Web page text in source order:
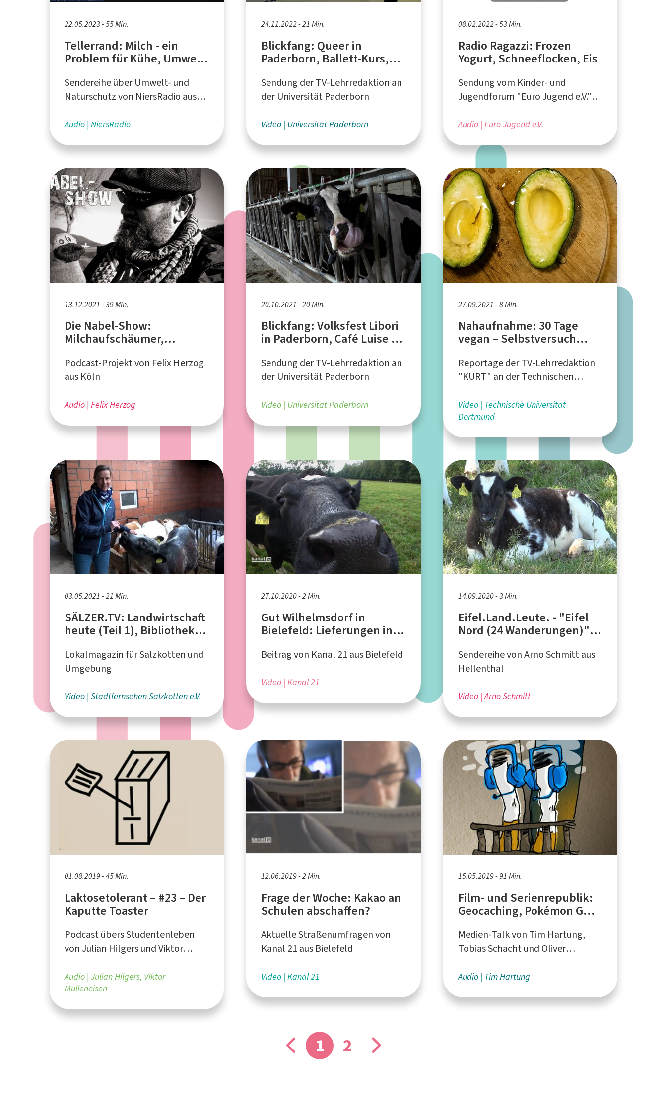
22.05.2023 - 55 Min.
Tellerrand: Milch - ein
Problem für Kühe, Umwelt
Sendereihe über Umwelt- und
Naturschutz von NiersRadio aus
Audio NiersRadio
24.11.2022 - 21 Min.
Blickfang: Queer in
Paderborn, Ballett-Kurs,
Milchproduktion in
Scharmede
Sendung der TV-Lehrredaktion an
der Universität Paderborn
Video Universität Paderborn
08.02.2022 - 53 Min.
Radio Ragazzi: Frozen
Yogurt, Schneeflocken, Eis
Sendung vom Kinder- und
Jugendforum "Euro Jugend e.V."
Audio Euro Jugend e.V.
13.12.2021 - 39 Min.
Die Nabel-Show:
Milchaufschäumer,
Podcast-Projekt von Felix Herzog
aus Köln
Audio Felix Herzog
20.10.2021 - 20 Min.
Blickfang: Volksfest Libori
in Paderborn, Café Luise in
Schloß Neuhaus
Sendung der TV-Lehrredaktion an
der Universität Paderborn
Video Universität Paderborn
27.09.2021 - 8 Min.
Nahaufnahme: 30 Tage
vegan – Selbstversuch
Reportage der TV-Lehrredaktion
"KURT" an der Technischen
Video Technische Universität
Dortmund
03.05.2021 - 21 Min.
SÄLZER.TV: Landwirtschaft
heute (Teil 1), Bibliothek
in Salzkotten
Lokalmagazin für Salzkotten und
Umgebung
Video Stadtfernsehen Salzkotten e.V.
27.10.2020 - 2 Min.
Gut Wilhelmsdorf in
Bielefeld: Lieferungen in
Beitrag von Kanal 21 aus Bielefeld
Video Kanal 21
14.09.2020 - 3 Min.
Eifel.Land.Leute. - "Eifel
Nord (24 Wanderungen)" -
Retterath
Sendereihe von Arno Schmitt aus
Hellenthal
Video Arno Schmitt
01.08.2019 - 45 Min.
Laktosetolerant – #23 – Der
Kaputte Toaster
Podcast übers Studentenleben
von Julian Hilgers und Viktor
Audio Julian Hilgers, Viktor
Mülleneisen
12.06.2019 - 2 Min.
Frage der Woche: Kakao an
Schulen abschaffen?
Aktuelle Straßenumfragen von
Kanal 21 aus Bielefeld
Video Kanal 21
15.05.2019 - 91 Min.
Film- und Serienrepublik:
Geocaching, Pokémon GO,
Medien-Talk von Tim Hartung,
Tobias Schacht und Oliver
Audio Tim Hartung
1 2